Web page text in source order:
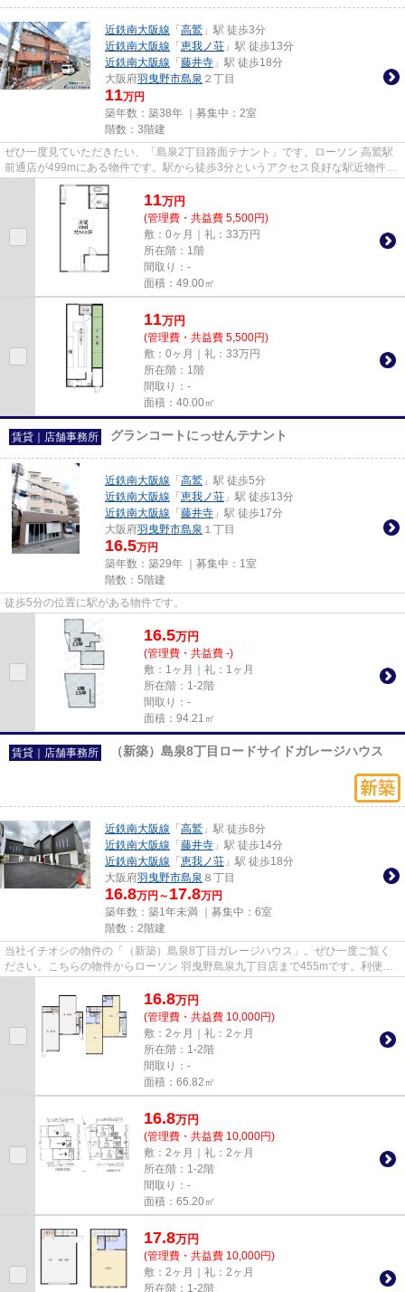
近鉄南大阪線 「 高鷲 」駅 徒歩3分
近鉄南大阪線 「 恵我ノ荘 」駅 徒歩13分
近鉄南大阪線 「 藤井寺 」駅 徒歩18分
大阪府羽曳野市島泉 ２丁目
11万円
築年数：築38年 ｜募集中： 2室
階数：3階建
ぜひ一度見ていただきたい、「島泉2丁目路面テナント」です。ローソン 高鷲駅
前通店が499mにある物件です。駅から徒歩3分というアクセス良好な駅近物件は
いかがですか。
11万円
(管理費・共益費 5,500円)
敷：0ヶ月｜礼：33万円
所在階：1階
間取り：-
面積：49.00㎡
11万円
(管理費・共益費 5,500円)
敷：0ヶ月｜礼：33万円
所在階：1階
間取り：-
面積：40.00㎡
賃貸｜店舗事務所 グランコートにっせんテナント
近鉄南大阪線 「 高鷲 」駅 徒歩5分
近鉄南大阪線 「 恵我ノ荘 」駅 徒歩13分
近鉄南大阪線 「 藤井寺 」駅 徒歩17分
大阪府羽曳野市島泉 １丁目
16.5万円
築年数：築29年 ｜募集中： 1室
階数：5階建
徒歩5分の位置に駅がある物件です。
16.5万円
(管理費・共益費 -)
敷：1ヶ月｜礼：1ヶ月
所在階：1-2階
間取り：-
面積：94.21㎡
賃貸｜店舗事務所 （新築）島泉8丁目ロードサイドガレージハウス
近鉄南大阪線 「 高鷲 」駅 徒歩8分
近鉄南大阪線 「 藤井寺 」駅 徒歩14分
近鉄南大阪線 「 恵我ノ荘 」駅 徒歩18分
大阪府羽曳野市島泉 ８丁目
16.8万円～ 17.8万円
築年数：築1年未満 ｜募集中： 6室
階数：2階建
当社イチオシの物件の「（新築）島泉8丁目ガレージハウス」。ぜひ一度ご覧く
ださい。こちらの物件からローソン 羽曳野島泉九丁目店まで455mです。利便性
16.8万円
(管理費・共益費 10,000円)
敷：2ヶ月｜礼：2ヶ月
所在階：1-2階
間取り：-
面積：66.82㎡
16.8万円
(管理費・共益費 10,000円)
敷：2ヶ月｜礼：2ヶ月
所在階：1-2階
間取り：-
面積：65.20㎡
17.8万円
(管理費・共益費 10,000円)
敷：2ヶ月｜礼：2ヶ月
所在階：1-2階